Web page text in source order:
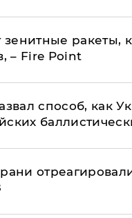
ракеты,
– Fire Point
способ, как